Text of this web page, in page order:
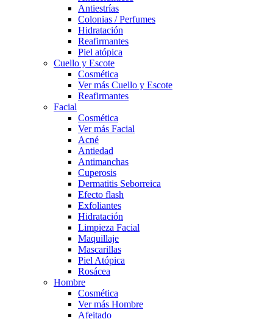
Antiestrías
Colonias / Perfumes
Hidratación
Reafirmantes
Piel atópica
Cuello y Escote
Cosmética
Ver más Cuello y Escote
Reafirmantes
Facial
Cosmética
Ver más Facial
Acné
Antiedad
Antimanchas
Cuperosis
Dermatitis Seborreica
Efecto flash
Exfoliantes
Hidratación
Limpieza Facial
Maquillaje
Mascarillas
Piel Atópica
Rosácea
Hombre
Cosmética
Ver más Hombre
Afeitado